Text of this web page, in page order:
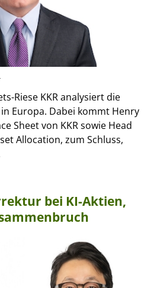
Riese KKR analysiert die
Europa. Dabei kommt Henry
Sheet von KKR sowie Head
Allocation, zum Schluss,
bei KI-Aktien,